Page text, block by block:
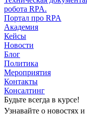
робота RPA.
Портал про RPA
Академия
Кейсы
Новости
Блог
Политика
Мероприятия
Контакты
Консалтинг
Будьте всегда в курсе!
Узнавайте о новостях